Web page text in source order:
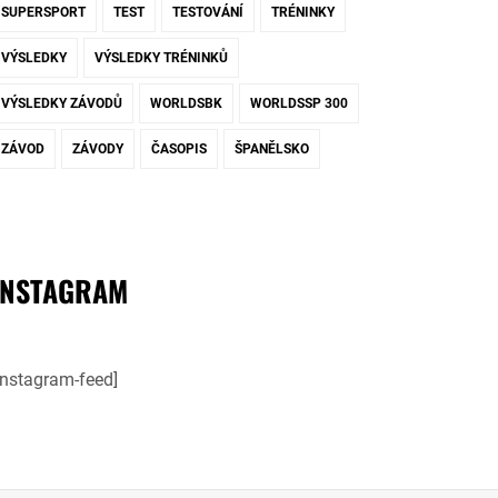
SUPERSPORT TEST TESTOVÁNÍ TRÉNINKY
VÝSLEDKY VÝSLEDKY TRÉNINKŮ
VÝSLEDKY ZÁVODŮ WORLDSBK WORLDSSP 300
ZÁVOD ZÁVODY ČASOPIS ŠPANĚLSKO
feed]